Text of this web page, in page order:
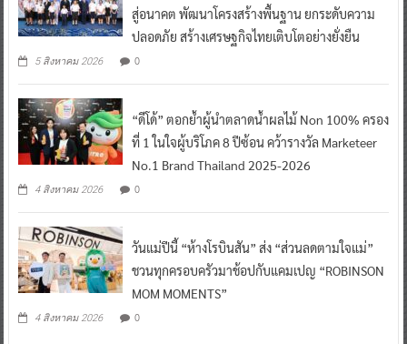
สู่อนาคต พัฒนาโครงสร้างพื้นฐาน ยกระดับความ
ปลอดภัย สร้างเศรษฐกิจไทยเติบโตอย่างยั่งยืน
5 สิงหาคม 2026 0
“ดีโด้” ตอกย้ำผู้นำตลาดน้ำผลไม้ Non 100% ครอง
ที่ 1 ในใจผู้บริโภค 8 ปีซ้อน คว้ารางวัล Marketeer
No.1 Brand Thailand 2025-2026
4 สิงหาคม 2026 0
วันแม่ปีนี้ “ห้างโรบินสัน” ส่ง “ส่วนลดตามใจแม่”
ชวนทุกครอบครัวมาช้อปกับแคมเปญ “ROBINSON
MOM MOMENTS”
4 สิงหาคม 2026 0